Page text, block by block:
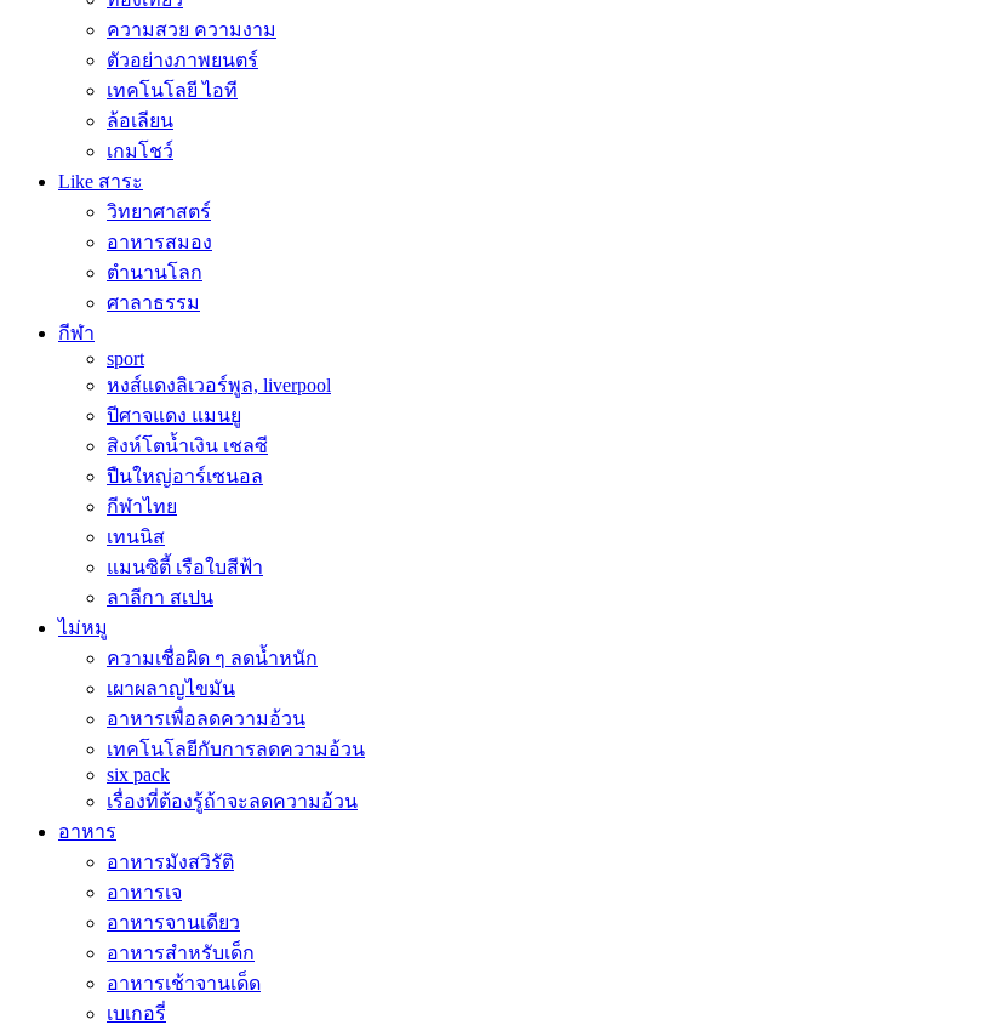
ความสวย ความงาม
ตัวอย่างภาพยนตร์
เทคโนโลยี ไอที
ล้อเลียน
เกมโชว์
Like สาระ
วิทยาศาสตร์
อาหารสมอง
ตำนานโลก
ศาลาธรรม
กีฬา
sport
หงส์แดงลิเวอร์พูล, liverpool
ปีศาจแดง แมนยู
สิงห์โตน้ำเงิน เชลซี
ปืนใหญ่อาร์เซนอล
กีฬาไทย
เทนนิส
แมนซิตี้ เรือใบสีฟ้า
ลาลีกา สเปน
ไม่หมู
ความเชื่อผิด ๆ ลดน้ำหนัก
เผาผลาญไขมัน
อาหารเพื่อลดความอ้วน
เทคโนโลยีกับการลดความอ้วน
six pack
เรื่องที่ต้องรู้ถ้าจะลดความอ้วน
อาหาร
อาหารมังสวิรัติ
อาหารเจ
อาหารจานเดียว
อาหารสำหรับเด็ก
อาหารเช้าจานเด็ด
เบเกอรี่